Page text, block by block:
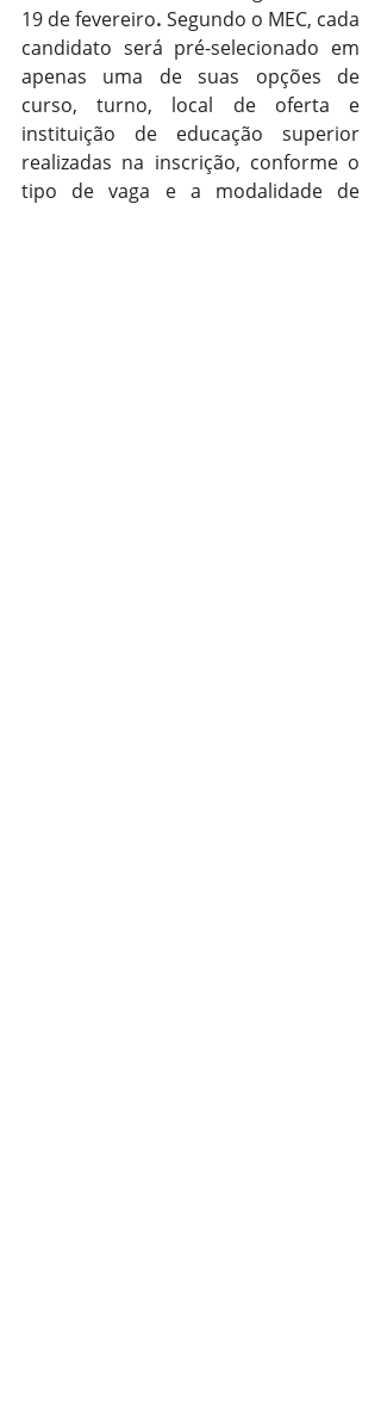
19 de fevereiro. Segundo o MEC, cada
candidato será pré-selecionado em
apenas uma de suas opções de
curso, turno, local de oferta e
instituição de educação superior
realizadas na inscrição, conforme o
tipo de vaga e a modalidade de